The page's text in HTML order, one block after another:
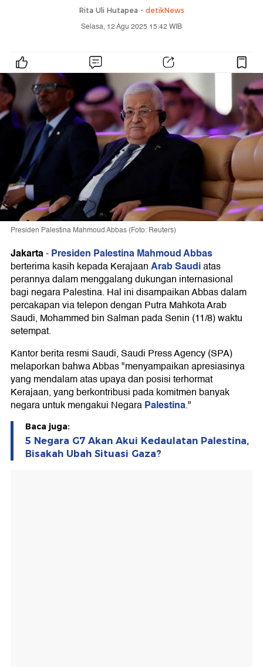
Rita Uli Hutapea - detikNews
Selasa, 12 Agu 2025 15:42 WIB
Presiden Palestina Mahmoud Abbas (Foto: Reuters)
Jakarta-Presiden Palestina Mahmoud Abbas
berterima kasih kepada KerajaanArab Saudiatas
perannya dalam menggalang dukungan internasional
bagi negara Palestina. Hal ini disampaikan Abbas dalam
percakapan via telepon dengan Putra Mahkota Arab
Saudi, Mohammed bin Salman pada Senin (11/8) waktu
setempat.
Kantor berita resmi Saudi, Saudi Press Agency (SPA)
melaporkan bahwa Abbas "menyampaikan apresiasinya
yang mendalam atas upaya dan posisi terhormat
Kerajaan, yang berkontribusi pada komitmen banyak
negara untuk mengakui NegaraPalestina."
Baca juga:
5 Negara G7 Akan Akui Kedaulatan Palestina,
Bisakah Ubah Situasi Gaza?